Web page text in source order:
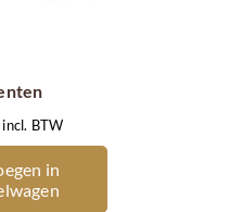
incl. BTW
in